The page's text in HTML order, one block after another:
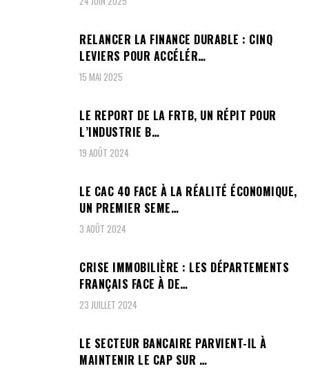
RELANCER LA FINANCE DURABLE : CINQ
LEVIERS POUR ACCÉLÉR…
15 MAI 2025
LE REPORT DE LA FRTB, UN RÉPIT POUR
L’INDUSTRIE B…
19 AOÛT 2024
LE CAC 40 FACE À LA RÉALITÉ ÉCONOMIQUE,
UN PREMIER SEME…
3 AOÛT 2024
CRISE IMMOBILIÈRE : LES DÉPARTEMENTS
FRANÇAIS FACE À DE…
23 JUILLET 2024
LE SECTEUR BANCAIRE PARVIENT-IL À
MAINTENIR LE CAP SUR …